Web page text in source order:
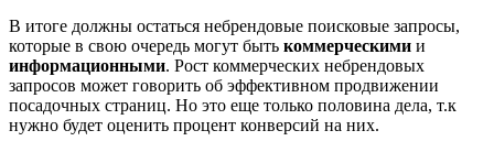
В итоге должны остаться небрендовые поисковые запросы,
которые в свою очередь могут быть коммерческими и
информационными. Рост коммерческих небрендовых
запросов может говорить об эффективном продвижении
посадочных страниц. Но это еще только половина дела, т.к
нужно будет оценить процент конверсий на них.